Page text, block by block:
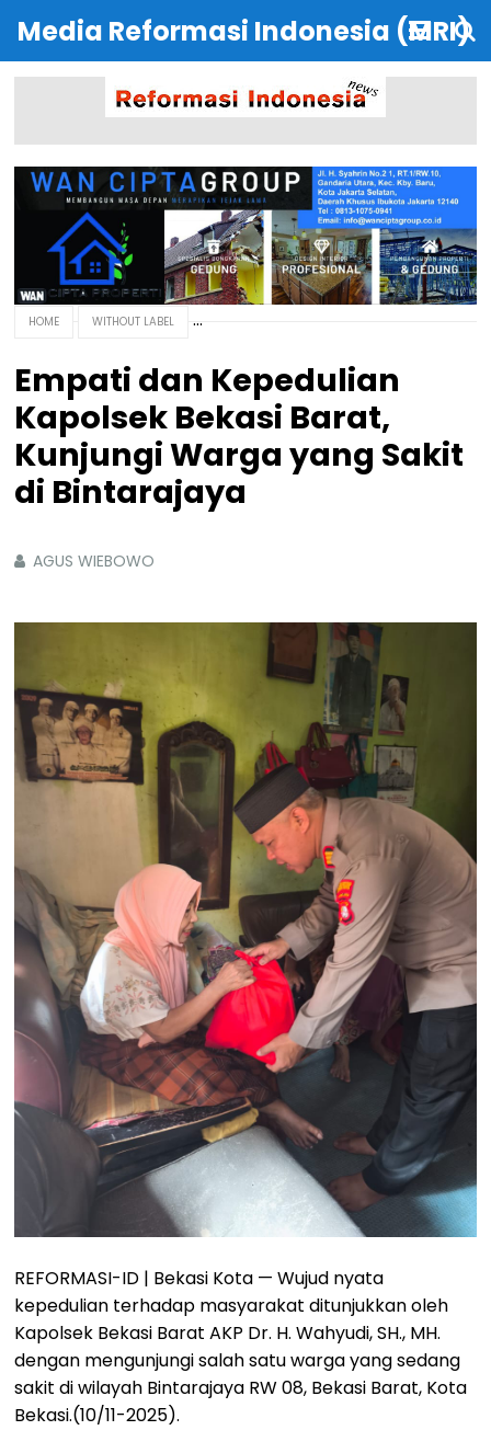
Media Reformasi Indonesia (MRI)
HOME WITHOUT LABEL
Empati dan Kepedulian
Kapolsek Bekasi Barat,
Kunjungi Warga yang Sakit
di Bintarajaya
AGUS WIEBOWO
REFORMASI-ID | Bekasi Kota — Wujud nyata
kepedulian terhadap masyarakat ditunjukkan oleh
Kapolsek Bekasi Barat AKP Dr. H. Wahyudi, SH., MH.
dengan mengunjungi salah satu warga yang sedang
sakit di wilayah Bintarajaya RW 08, Bekasi Barat, Kota
Bekasi.(10/11-2025).